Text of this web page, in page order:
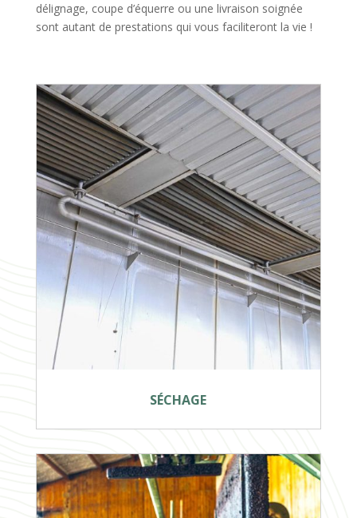
délignage, coupe d’équerre ou une livraison soignée
sont autant de prestations qui vous faciliteront la vie !
SÉCHAGE